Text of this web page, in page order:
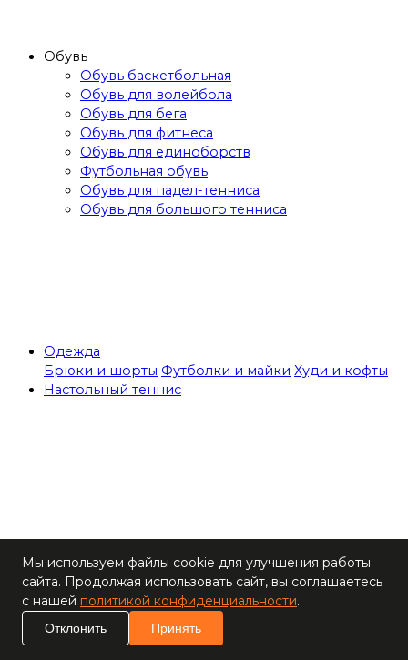
Обувь
Обувь баскетбольная
Обувь для волейбола
Обувь для бега
Обувь для фитнеса
Обувь для единоборств
Футбольная обувь
Обувь для падел-тенниса
Обувь для большого тенниса
Одежда
Брюки и шорты Футболки и майки Худи и кофты
Настольный теннис
Ракетки
Накладки для
ракеток
ракеток
Мы используем файлы cookie для улучшения работы
сайта. Продолжая использовать сайт, вы соглашаетесь
с нашей политикой конфиденциальности.
Отклонить Принять